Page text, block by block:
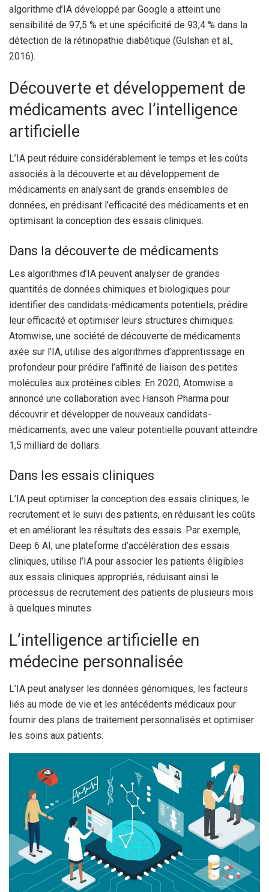
algorithme d’IA développé par Google a atteint une
sensibilité de 97,5 % et une spécificité de 93,4 % dans la
détection de la rétinopathie diabétique (Gulshan et al.,
2016).
Découverte et développement de
médicaments avec l’intelligence
artificielle
L’IA peut réduire considérablement le temps et les coûts
associés à la découverte et au développement de
médicaments en analysant de grands ensembles de
données, en prédisant l’efficacité des médicaments et en
optimisant la conception des essais cliniques.
Dans la découverte de médicaments
Les algorithmes d’IA peuvent analyser de grandes
quantités de données chimiques et biologiques pour
identifier des candidats-médicaments potentiels, prédire
leur efficacité et optimiser leurs structures chimiques.
Atomwise, une société de découverte de médicaments
axée sur l’IA, utilise des algorithmes d’apprentissage en
profondeur pour prédire l’affinité de liaison des petites
molécules aux protéines cibles. En 2020, Atomwise a
annoncé une collaboration avec Hansoh Pharma pour
découvrir et développer de nouveaux candidats-
médicaments, avec une valeur potentielle pouvant atteindre
1,5 milliard de dollars.
Dans les essais cliniques
L’IA peut optimiser la conception des essais cliniques, le
recrutement et le suivi des patients, en réduisant les coûts
et en améliorant les résultats des essais. Par exemple,
Deep 6 AI, une plateforme d’accélération des essais
cliniques, utilise l’IA pour associer les patients éligibles
aux essais cliniques appropriés, réduisant ainsi le
processus de recrutement des patients de plusieurs mois
à quelques minutes.
L’intelligence artificielle en
médecine personnalisée
L’IA peut analyser les données génomiques, les facteurs
liés au mode de vie et les antécédents médicaux pour
fournir des plans de traitement personnalisés et optimiser
les soins aux patients.